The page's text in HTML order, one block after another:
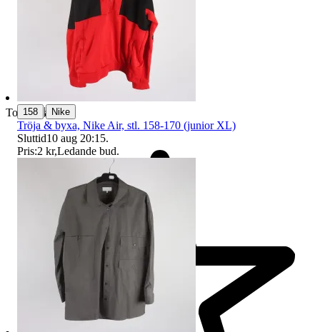
Toppsäljare
158 | Nike
Tröja & byxa, Nike Air, stl. 158-170 (junior XL)
Sluttid10 aug 20:15.
Pris:2 kr,Ledande bud.